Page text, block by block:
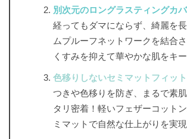
別次元のロングラスティングカ
経ってもダマにならず、綺麗を
ムプルーフネットワークを結合
くすみを抑えて華やかな肌をキ
色移りしないセミマットフィッ
つきや色移りを防ぎ、まるで素
タリ密着！軽いフェザーコット
ミマットで自然な仕上がりを実現